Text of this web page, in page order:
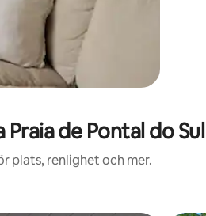
de Pontal do Sul
plats, renlighet och mer.